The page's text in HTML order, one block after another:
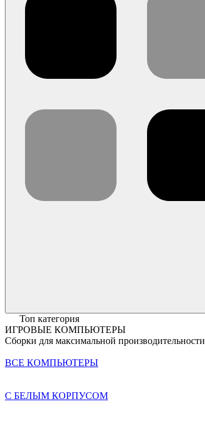
Топ категория
ИГРОВЫЕ КОМПЬЮТЕРЫ
Сборки для максимальной производительности
ВСЕ КОМПЬЮТЕРЫ
С БЕЛЫМ КОРПУСОМ